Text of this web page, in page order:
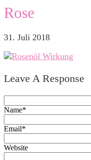
Rose
31. Juli 2018
Leave A Response
Name*
Email*
Website